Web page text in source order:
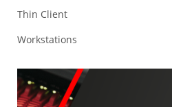
Thin Client
Workstations